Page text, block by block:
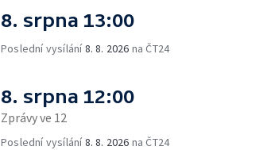
8. srpna 13:00
Poslední vysílání8. 8. 2026 na ČT24
8. srpna 12:00
Zprávy ve 12
Poslední vysílání8. 8. 2026 na ČT24